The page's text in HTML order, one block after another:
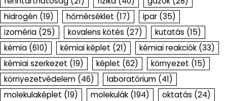
hidrogén (19) hőmérséklet (17) ipar (35)
izoméria (25) kovalens kötés (27) kutatás (15)
kémia (610) kémiai képlet (21) kémiai reakciók (33)
kémiai szerkezet (19) képlet (62) környezet (15)
környezetvédelem (46) laboratórium (41)
molekulaképlet (19) molekulák (194) oktatás (24)